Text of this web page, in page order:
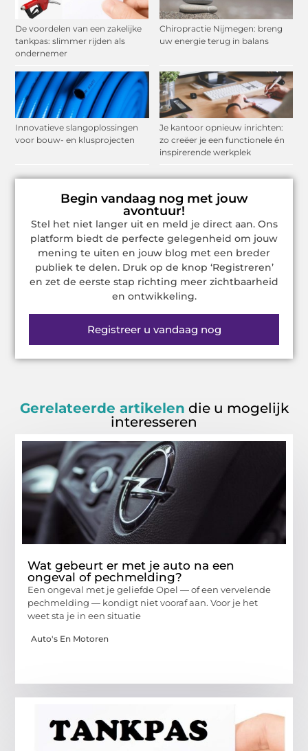
De voordelen van een zakelijke
tankpas: slimmer rijden als
ondernemer
Chiropractie Nijmegen: breng
uw energie terug in balans
Innovatieve slangoplossingen
voor bouw- en klusprojecten
Je kantoor opnieuw inrichten:
zo creëer je een functionele én
inspirerende werkplek
Begin vandaag nog met jouw
avontuur!
Stel het niet langer uit en meld je direct aan. Ons
platform biedt de perfecte gelegenheid om jouw
mening te uiten en jouw blog met een breder
publiek te delen. Druk op de knop ‘Registreren’
en zet de eerste stap richting meer zichtbaarheid
en ontwikkeling.
Registreer u vandaag nog
Gerelateerde artikelen die u mogelijk
interesseren
Wat gebeurt er met je auto na een
ongeval of pechmelding?
Een ongeval met je geliefde Opel — of een vervelende
pechmelding — kondigt niet vooraf aan. Voor je het
weet sta je in een situatie
Auto's En Motoren